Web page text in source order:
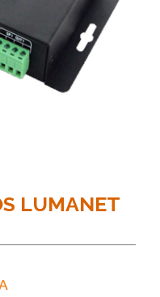
LUMANET